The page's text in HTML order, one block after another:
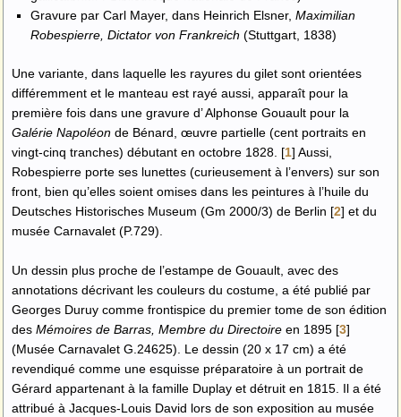
Gravure par Carl Mayer, dans Heinrich Elsner,Maximilian
Robespierre, Dictator von Frankreich(Stuttgart, 1838)
Une variante, dans laquelle les rayures du gilet sont orientées
différemment et le manteau est rayé aussi, apparaît pour la
première fois dans une gravure d’ Alphonse Gouault pour la
Galérie Napoléonde Bénard, œuvre partielle (cent portraits en
vingt-cinq tranches) débutant en octobre 1828. [1] Aussi,
Robespierre porte ses lunettes (curieusement à l’envers) sur son
front, bien qu’elles soient omises dans les peintures à l’huile du
Deutsches Historisches Museum (Gm 2000/3) de Berlin [2] et du
musée Carnavalet (P.729).
Un dessin plus proche de l’estampe de Gouault, avec des
annotations décrivant les couleurs du costume, a été publié par
Georges Duruy comme frontispice du premier tome de son édition
des Mémoires de Barras, Membre du Directoireen 1895[3]
(Musée Carnavalet G.24625). Le dessin (20 x 17 cm) a été
revendiqué comme une esquisse préparatoire à un portrait de
Gérard appartenant à la famille Duplay et détruit en 1815. Il a été
attribué à Jacques-Louis David lors de son exposition au musée